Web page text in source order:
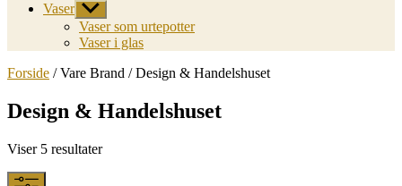
Vaser Vis
undermenu
Vaser som urtepotter
Vaser i glas
Forside / Vare Brand / Design & Handelshuset
Design & Handelshuset
Viser 5 resultaterSorted